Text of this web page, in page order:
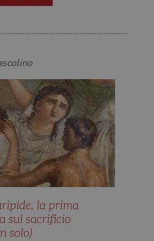
la prima
sul sacrificio
solo)